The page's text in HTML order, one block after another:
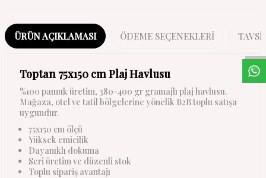
W
h
a
s
a
p
p
D
e
s
t
e
H
a
t
t
ÜRÜN AÇIKLAMASI ÖDEME SEÇENEKLERI
Toptan 75x150 cm Plaj Havlusu
%100 pamuk üretim, 380-400 gr gramajlı plaj havlusu.
Mağaza, otel ve tatil bölgelerine yönelik B2B toplu satışa
uygundur.
75x150 cm ölçü
Yüksek emicilik
Dayanıklı dokuma
Seri üretim ve düzenli stok
Toplu sipariş avantajı